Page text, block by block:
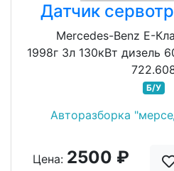
Датчик
Mercedes-Benz E-
1998г 3л 130кВт дизель
Б/У
Авторазборка
Цена: 2500 ₽